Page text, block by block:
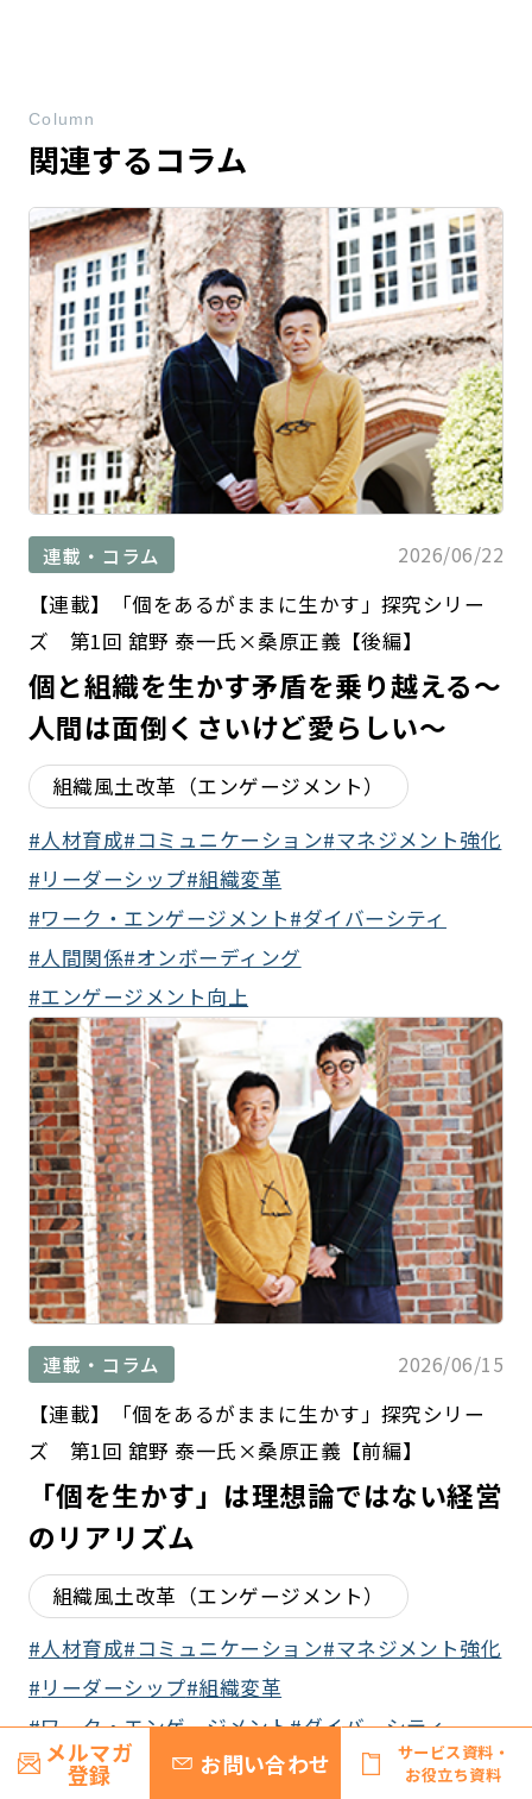
関連するコラム
Column
連載・コラム 2026/06/22
個と組織を生かす矛盾を乗り越える～
人間は面倒くさいけど愛らしい～
【連載】「個をあるがままに生かす」探究シリー
ズ 第1回 舘野 泰一氏×桑原正義【後編】
組織風土改革（エンゲージメント）
人材育成
コミュニケーション マネジメント強化
リーダーシップ 組織変革
ワーク・エンゲージメント
ダイバーシティ
人間関係 オンボーディング
エンゲージメント向上
連載・コラム 2026/06/15
「個を生かす」は理想論ではない経営
のリアリズム
【連載】「個をあるがままに生かす」探究シリー
ズ 第1回 舘野 泰一氏×桑原正義【前編】
組織風土改革（エンゲージメント）
人材育成
コミュニケーション マネジメント強化
リーダーシップ 組織変革
ワーク・エンゲージメント ダイバーシティ
人間関係
オンボーディング
メルマガ
登録 お問い合わせ
サービス資料・
お役立ち資料